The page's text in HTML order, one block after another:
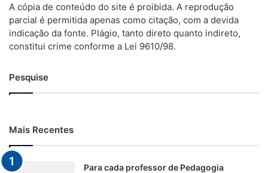
A cópia de conteúdo do site é proibida. A reprodução
parcial é permitida apenas como citação, com a devida
indicação da fonte. Plágio, tanto direto quanto indireto,
constitui crime conforme a Lei 9610/98.
Pesquise
Mais Recentes
Para cada professor de Pedagogia